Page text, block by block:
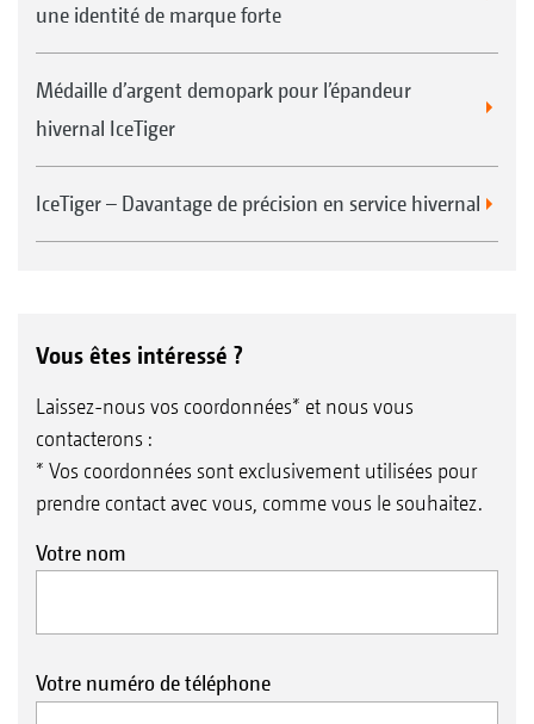
une identité de marque forte
Médaille d’argent demopark pour l’épandeur
hivernal IceTiger
IceTiger – Davantage de précision en service hivernal
Vous êtes intéressé ?
Laissez-nous vos coordonnées* et nous vous
contacterons :
* Vos coordonnées sont exclusivement utilisées pour
prendre contact avec vous, comme vous le souhaitez.
Votre nom
Votre numéro de téléphone